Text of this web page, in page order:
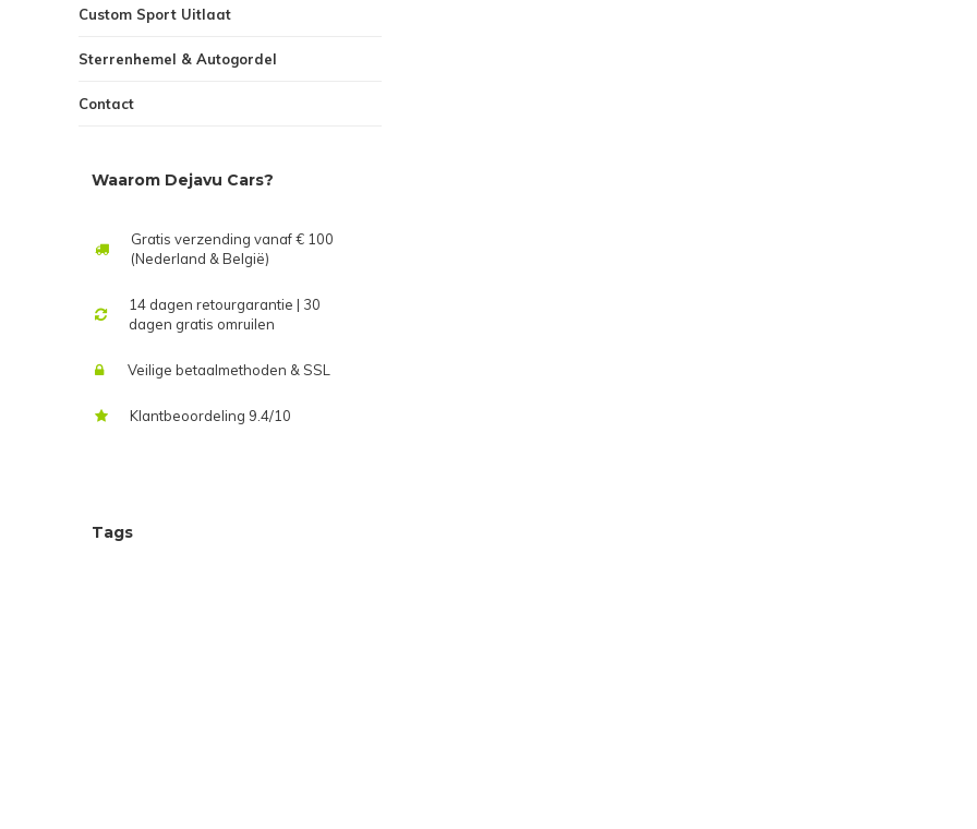
Custom Sport Uitlaat
Sterrenhemel & Autogordel
Contact
Waarom Dejavu Cars?
Gratis verzending vanaf € 100
(Nederland & België)
14 dagen retourgarantie | 30
dagen gratis omruilen
Veilige betaalmethoden & SSL
Klantbeoordeling 9.4/10
Tags